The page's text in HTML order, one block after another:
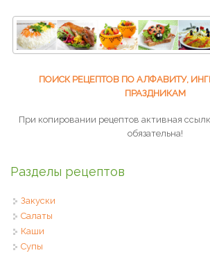
ПОИСК РЕЦЕПТОВ ПО АЛФАВИТУ,
ПРАЗДНИКАМ
При копировании рецептов активная
обязательна!
Разделы рецептов
Закуски
Салаты
Каши
Супы